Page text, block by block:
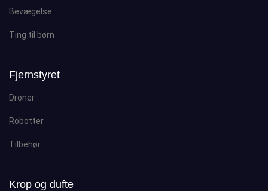
Bevægelse
Ting til børn
Fjernstyret
Droner
Robotter
Tilbehør
Krop og dufte